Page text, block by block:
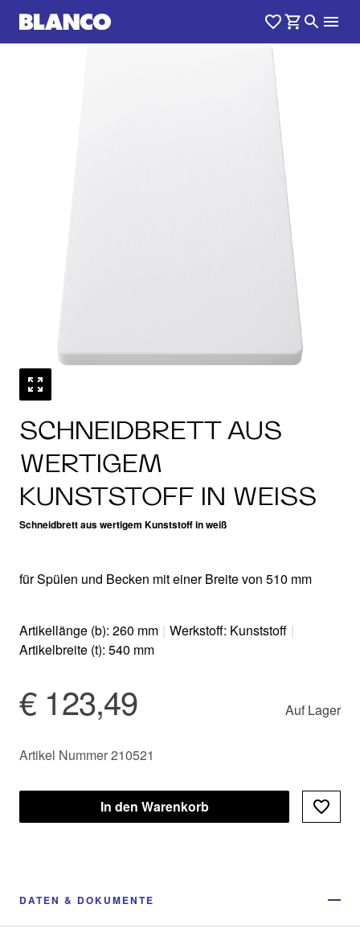
SCHNEIDBRETT AUS
WERTIGEM
KUNSTSTOFF IN WEISS
Schneidbrett aus wertigem Kunststoff in weiß
1 0
für Spülen und Becken mit einer Breite von 510 mm
Artikellänge (b): 260 mm | Werkstoff: Kunststoff |
Artikelbreite (t): 540 mm
€ 123,49 Auf Lager
Artikel Nummer 210521
In den Warenkorb
DATEN & DOKUMENTE